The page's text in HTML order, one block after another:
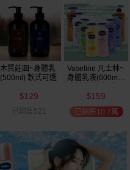
hetras~飯店療癒
身體乳(1013ml)
$299
已銷售739
Heit Miro~牛奶柔
皙/玫瑰粉嫩/馬油
乳液(400ml)
$94
已銷售5萬